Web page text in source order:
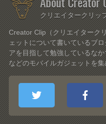
クリエイタークリッ
Creator Clip（クリエイターク
ェットについて書いているブ
アを目指して勉強しているな
などのモバイルガジェットを集